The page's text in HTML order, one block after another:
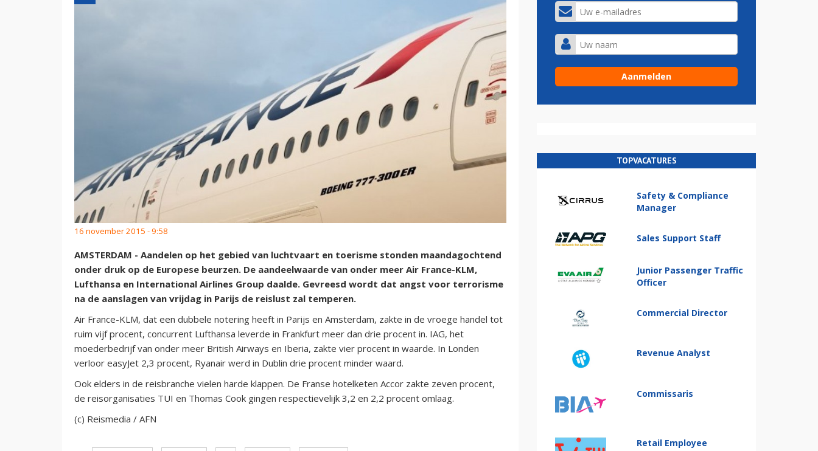
16 november 2015 - 9:58
AMSTERDAM - Aandelen op het gebied van luchtvaart en toerisme stonden maandagochtend
onder druk op de Europese beurzen. De aandeelwaarde van onder meer Air France-KLM,
Lufthansa en International Airlines Group daalde. Gevreesd wordt dat angst voor terrorisme
na de aanslagen van vrijdag in Parijs de reislust zal temperen.
Air France-KLM, dat een dubbele notering heeft in Parijs en Amsterdam, zakte in de vroege handel tot
ruim vijf procent, concurrent Lufthansa leverde in Frankfurt meer dan drie procent in. IAG, het
moederbedrijf van onder meer British Airways en Iberia, zakte vier procent in waarde. In Londen
verloor easyJet 2,3 procent, Ryanair werd in Dublin drie procent minder waard.
Ook elders in de reisbranche vielen harde klappen. De Franse hotelketen Accor zakte zeven procent,
de reisorganisaties TUI en Thomas Cook gingen respectievelijk 3,2 en 2,2 procent omlaag.
(c) Reismedia / AFN
TOPVACATURES
Safety & Compliance
Manager
Sales Support Staff
Junior Passenger Traffic
Officer
Commercial Director
Revenue Analyst
Commissaris
Retail Employee